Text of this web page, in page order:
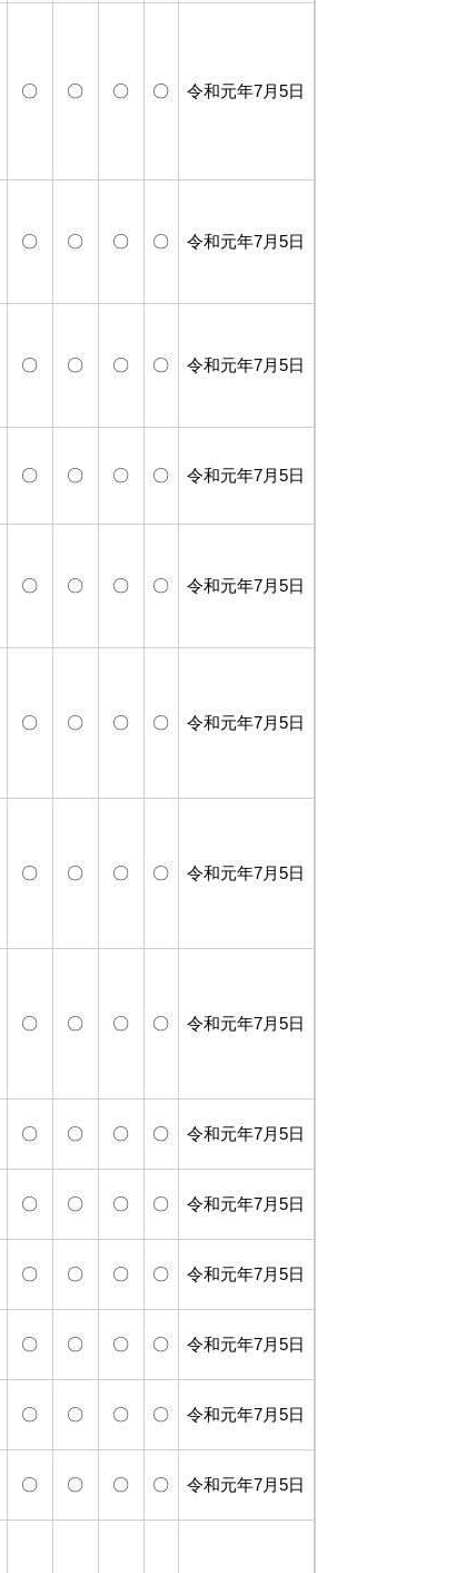
〇 〇 〇 〇 令和元年7月5日
〇 〇 〇 〇 令和元年7月5日
〇 〇 〇 〇 令和元年7月5日
〇 〇 〇 〇 令和元年7月5日
〇 〇 〇 〇 令和元年7月5日
〇 〇 〇 〇 令和元年7月5日
〇 〇 〇 〇 令和元年7月5日
〇 〇 〇 〇 令和元年7月5日
〇 〇 〇 〇 令和元年7月5日
〇 〇 〇 〇 令和元年7月5日
〇 〇 〇 〇 令和元年7月5日
〇 〇 〇 〇 令和元年7月5日
〇 〇 〇 〇 令和元年7月5日
〇 〇 〇 〇 令和元年7月5日